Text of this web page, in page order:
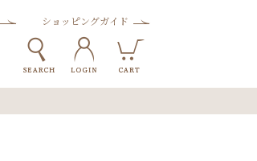
ショッピングガイド